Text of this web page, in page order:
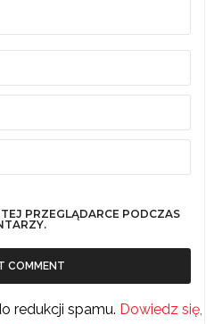
PRZEGLĄDARCE PODCZAS
redukcji spamu. Dowiedz się,